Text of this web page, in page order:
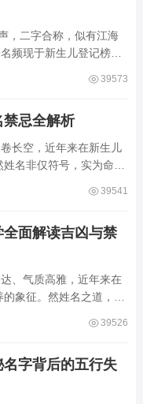
，二字合称，似有江海
频现于新生儿登记榜
选，关乎气场平衡。沛
39573
禁忌全解析
长空，近年来在新生儿
名非仅符号，实为命局
、事业漂泊、健康受
39541
面解读吉凶与禁
、气质高雅，近年来在
象征。然姓名之道，贵
火土受制之患，若不顾
39526
字背后的五行失